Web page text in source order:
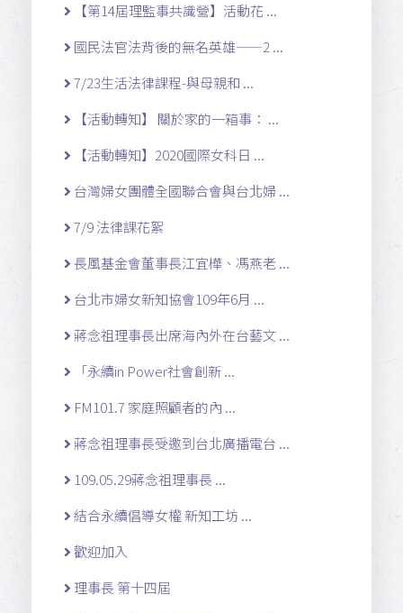
【第14屆理監事共識營】活動花 ...
國民法官法背後的無名英雄——2 ...
7/23生活法律課程-與母親和 ...
【活動轉知】 關於家的一箱事： ...
【活動轉知】2020國際女科日 ...
台灣婦女團體全國聯合會與台北婦 ...
7/9 法律課花絮
長風基金會董事長江宜樺、馮燕老 ...
台北市婦女新知協會109年6月 ...
蔣念祖理事長出席海內外在台藝文 ...
「永續in Power社會創新 ...
FM101.7 家庭照顧者的內 ...
蔣念祖理事長受邀到台北廣播電台 ...
109.05.29蔣念祖理事長 ...
結合永續倡導女權 新知工坊 ...
歡迎加入
理事長 第十四屆